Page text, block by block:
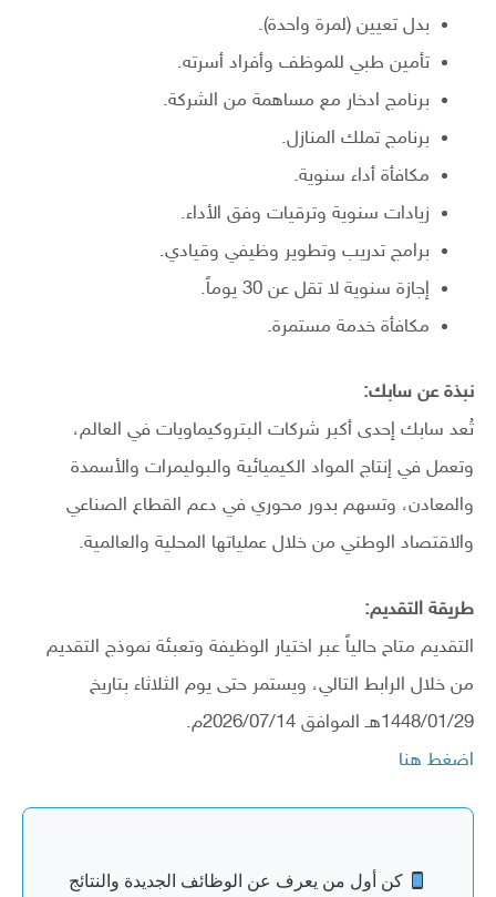
بدل تعيين (لمرة واحدة).
تأمين طبي للموظف وأفراد أسرته.
برنامج ادخار مع مساهمة من الشركة.
برنامج تملك المنازل.
مكافأة أداء سنوية.
زيادات سنوية وترقيات وفق الأداء.
برامج تدريب وتطوير وظيفي وقيادي.
إجازة سنوية لا تقل عن 30 يوماً.
مكافأة خدمة مستمرة.
نبذة عن سابك:
تُعد سابك إحدى أكبر شركات البتروكيماويات في العالم،
وتعمل في إنتاج المواد الكيميائية والبوليمرات والأسمدة
والمعادن، وتسهم بدور محوري في دعم القطاع الصناعي
والاقتصاد الوطني من خلال عملياتها المحلية والعالمية.
طريقة التقديم:
التقديم متاح حالياً عبر اختيار الوظيفة وتعبئة نموذج التقديم
من خلال الرابط التالي، ويستمر حتى يوم الثلاثاء بتاريخ
1448/01/29هـ الموافق 2026/07/14م.
اضغط هنا
كن أول من يعرف عن الوظائف الجديدة والنتائج